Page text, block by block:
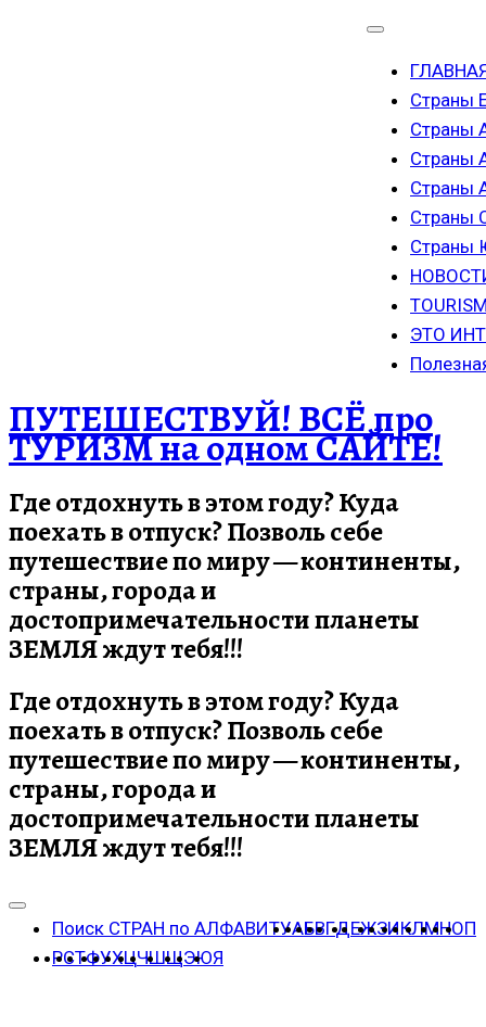
Страны
Страны
Страны
Страны
Страны
Страны
ЭТО
ПУТЕШЕСТВУЙ! ВСЁ про
ТУРИЗМ на одном САЙТЕ!
Где отдохнуть в этом году? Куда
поехать в отпуск? Позволь себе
путешествие по миру — континенты,
страны, города и
достопримечательности планеты
ЗЕМЛЯ ждут тебя!!!
Где отдохнуть в этом году? Куда
поехать в отпуск? Позволь себе
путешествие по миру — континенты,
страны, города и
достопримечательности планеты
ЗЕМЛЯ ждут тебя!!!
Поиск СТРАН по АЛФАВИТУАБВГДЕЖЗИКЛМНОП
РСТФУХЦЧШЩЭЮЯ